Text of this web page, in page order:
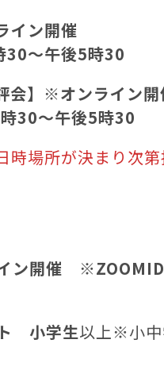
イン開催
〜午後5時30
会】※オンライン開
30〜午後5時30
時場所が決まり次第
ン開催
※ZOOMID
小学生以上※小中